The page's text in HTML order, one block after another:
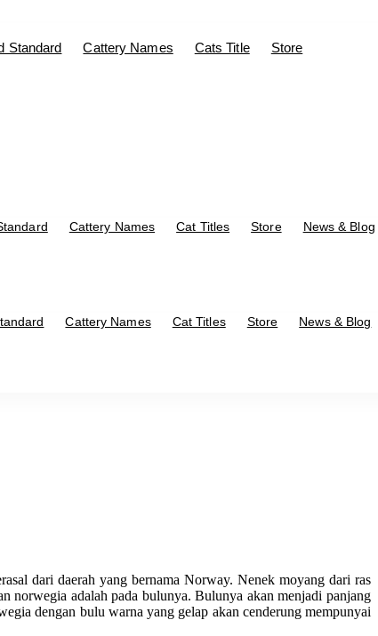
Standard Cattery Names Cats Title
Store
Cattery Names Cat Titles Store News & Blog
Cattery Names Cat Titles Store News & Blog
dari daerah yang bernama Norway. Nenek moyang dari ras
norwegia adalah pada bulunya. Bulunya akan menjadi panjang
dengan bulu warna yang gelap akan cenderung mempunyai